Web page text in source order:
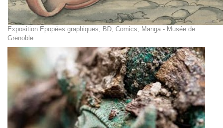
Exposition Epopées graphiques, BD, Comics, Manga - Musée de
Grenoble